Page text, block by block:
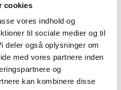
cookies
vores indhold og
til sociale medier og til
deler også oplysninger om
med vores partnere inden
og
kan kombinere disse